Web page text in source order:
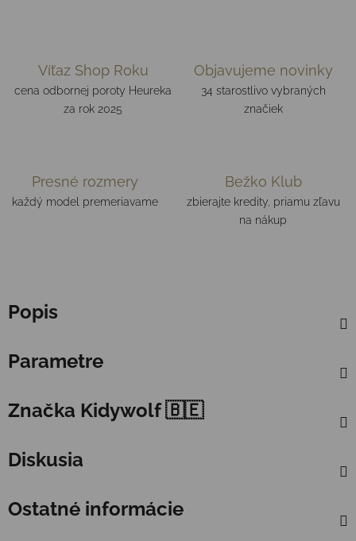
Víťaz Shop Roku
cena odbornej poroty Heureka
za rok 2025
Objavujeme novinky
34 starostlivo vybraných
značiek
Presné rozmery
každý model premeriavame
Bežko Klub
zbierajte kredity, priamu zľavu
na nákup
Popis
Parametre
Značka Kidywolf 🇧🇪
Diskusia
Ostatné informácie